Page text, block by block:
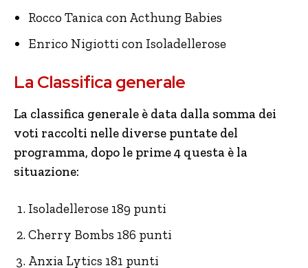
Rocco Tanica con Acthung Babies
Enrico Nigiotti con Isoladellerose
La Classifica generale
La classifica generale è data dalla somma dei
voti raccolti nelle diverse puntate del
programma, dopo le prime 4 questa è la
situazione:
Isoladellerose 189 punti
Cherry Bombs 186 punti
Anxia Lytics 181 punti